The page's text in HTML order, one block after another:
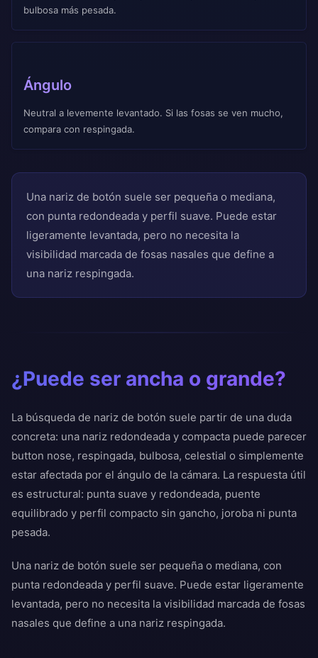
bulbosa más pesada.
Ángulo
Neutral a levemente levantado. Si las fosas se ven mucho,
compara con respingada.
Una nariz de botón suele ser pequeña o mediana,
con punta redondeada y perfil suave. Puede estar
ligeramente levantada, pero no necesita la
visibilidad marcada de fosas nasales que define a
una nariz respingada.
¿Puede ser ancha o grande?
La búsqueda de nariz de botón suele partir de una duda
concreta: una nariz redondeada y compacta puede parecer
button nose, respingada, bulbosa, celestial o simplemente
estar afectada por el ángulo de la cámara. La respuesta útil
es estructural: punta suave y redondeada, puente
equilibrado y perfil compacto sin gancho, joroba ni punta
pesada.
Una nariz de botón suele ser pequeña o mediana, con
punta redondeada y perfil suave. Puede estar ligeramente
levantada, pero no necesita la visibilidad marcada de fosas
nasales que define a una nariz respingada.